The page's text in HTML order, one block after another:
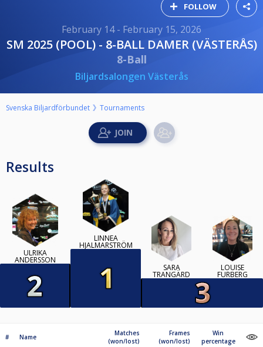
FOLLOW
February 14 - February 15, 2026
SM 2025 (POOL) - 8-BALL DAMER (VÄSTERÅS)
8-Ball
Biljardsalongen Västerås
Svenska Biljardförbundet Tournaments
Results
ULRIKA
ANDERSSON
LINNEA
HJALMARSTRÖM
SARA
TRANGÄRD
LOUISE
FURBERG
# Name
Matches
(won/lost)
Frames
(won/lost)
Win
percentage